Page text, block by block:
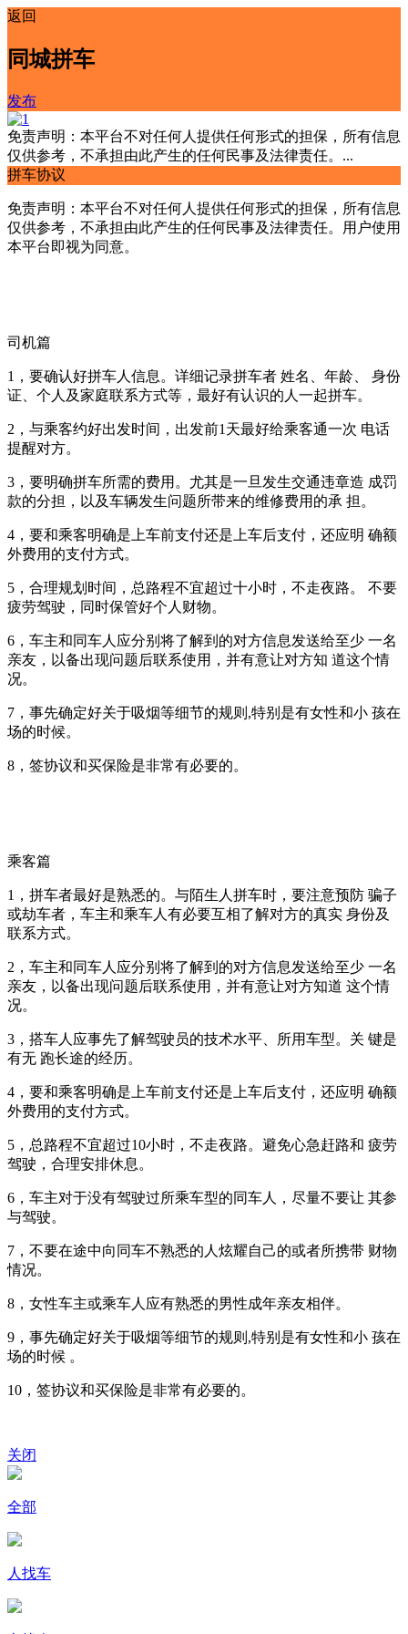
返回
同城拼车
发布
免责声明：本平台不对任何人提供任何形式的担保，所有信息
仅供参考，不承担由此产生的任何民事及法律责任。...
拼车协议
免责声明：本平台不对任何人提供任何形式的担保，所有信息
仅供参考，不承担由此产生的任何民事及法律责任。用户使用
本平台即视为同意。
司机篇
1，要确认好拼车人信息。详细记录拼车者 姓名、年龄、 身份
证、个人及家庭联系方式等，最好有认识的人一起拼车。
2，与乘客约好出发时间，出发前1天最好给乘客通一次 电话
提醒对方。
3，要明确拼车所需的费用。尤其是一旦发生交通违章造 成罚
款的分担，以及车辆发生问题所带来的维修费用的承 担。
4，要和乘客明确是上车前支付还是上车后支付，还应明 确额
外费用的支付方式。
5，合理规划时间，总路程不宜超过十小时，不走夜路。 不要
疲劳驾驶，同时保管好个人财物。
6，车主和同车人应分别将了解到的对方信息发送给至少 一名
亲友，以备出现问题后联系使用，并有意让对方知 道这个情
况。
7，事先确定好关于吸烟等细节的规则,特别是有女性和小 孩在
场的时候。
8，签协议和买保险是非常有必要的。
乘客篇
1，拼车者最好是熟悉的。与陌生人拼车时，要注意预防 骗子
或劫车者，车主和乘车人有必要互相了解对方的真实 身份及
联系方式。
2，车主和同车人应分别将了解到的对方信息发送给至少 一名
亲友，以备出现问题后联系使用，并有意让对方知道 这个情
况。
3，搭车人应事先了解驾驶员的技术水平、所用车型。关 键是
有无 跑长途的经历。
4，要和乘客明确是上车前支付还是上车后支付，还应明 确额
外费用的支付方式。
5，总路程不宜超过10小时，不走夜路。避免心急赶路和 疲劳
驾驶，合理安排休息。
6，车主对于没有驾驶过所乘车型的同车人，尽量不要让 其参
与驾驶。
7，不要在途中向同车不熟悉的人炫耀自己的或者所携带 财物
情况。
8，女性车主或乘车人应有熟悉的男性成年亲友相伴。
9，事先确定好关于吸烟等细节的规则,特别是有女性和小 孩在
场的时候 。
10，签协议和买保险是非常有必要的。
关闭
全部
人找车